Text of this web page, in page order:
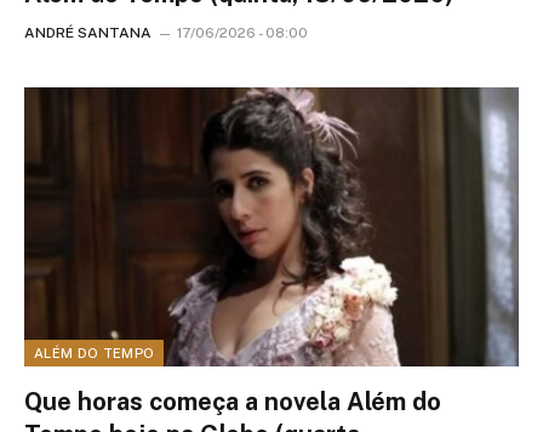
ANDRÉ SANTANA 17/06/2026 - 08:00
ALÉM DO TEMPO
Que horas começa a novela Além do